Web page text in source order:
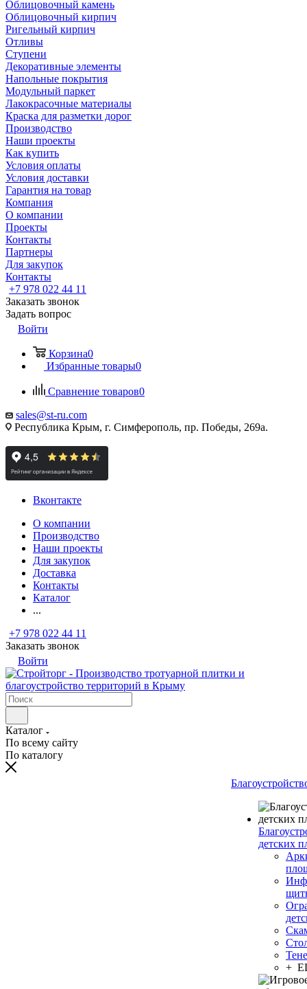
Облицовочный камень
Облицовочный кирпич
Ригельный кирпич
Отливы
Ступени
Декоративные элементы
Напольные покрытия
Модульный паркет
Лакокрасочные материалы
Краска для разметки дорог
Производство
Наши проекты
Как купить
Условия оплаты
Условия доставки
Гарантия на товар
Компания
О компании
Проекты
Контакты
Партнеры
Для закупок
Контакты
+7 978 022 44 11
Заказать звонок
Задать вопрос
Войти
Корзина0
Избранные товары0
Сравнение товаров0
sales@st-ru.com
Республика Крым, г. Симферополь, пр. Победы, 269а.
Вконтакте
О компании
Производство
Наши проекты
Для закупок
Доставка
Контакты
Каталог
...
+7 978 022 44 11
Заказать звонок
Войти
Каталог
По всему сайту
По каталогу
детских
+